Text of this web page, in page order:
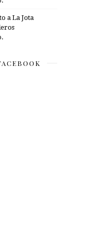
a La Jota